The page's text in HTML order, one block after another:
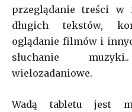
przeglądanie treści w
długich tekstów,
oglądanie filmów i
słuchanie
wielozadaniowe.
Wadą tabletu jest